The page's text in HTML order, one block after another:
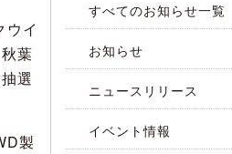
イ
葉
選
製
すべてのお知らせ一覧
お知らせ
ニュースリリース
イベント情報